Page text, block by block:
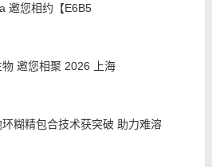
邀您相约【E6B5
邀您相聚 2026 上海
糊精包合技术获突破 助力难溶